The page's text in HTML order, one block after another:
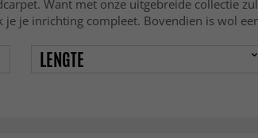
Want met onze uitgebreide collectie
je inrichting compleet. Bovendien is wol
LENGTE